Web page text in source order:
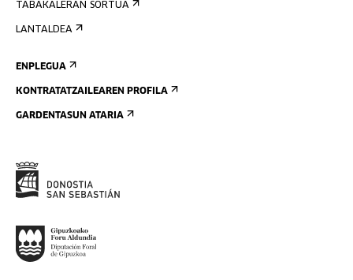
TABAKALERAN SORTUA
LANTALDEA
ENPLEGUA
KONTRATATZAILEAREN PROFILA
GARDENTASUN ATARIA